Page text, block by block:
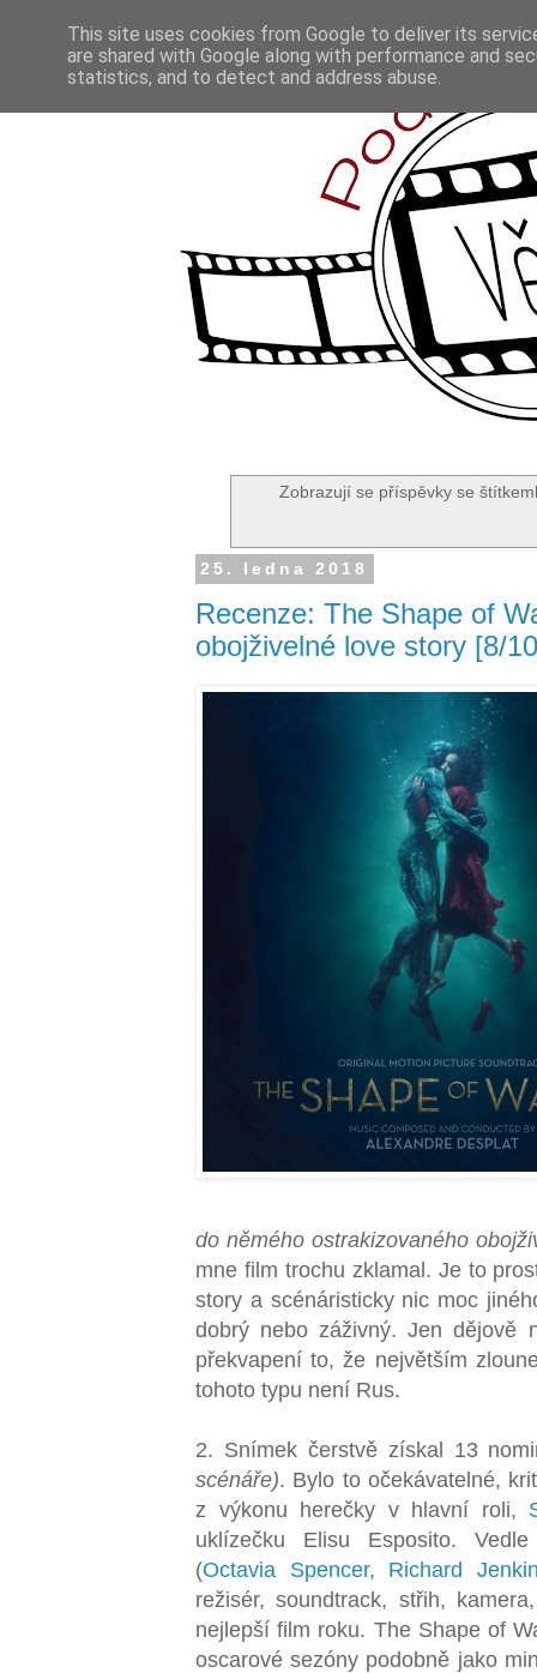
Zobrazují se příspěvky se štítkem
25. ledna 2018
Recenze: The Shape of
obojživelné love story [8/
do němého ostrakizovaného
mne film trochu zklamal. Je to
story a scénáristicky nic moc
dobrý nebo záživný. Jen dějově
překvapení to, že největším
tohoto typu není Rus.
2. Snímek čerstvě získal 13
scénáře). Bylo to očekávatelné,
z výkonu herečky v hlavní roli,
uklízečku Elisu Esposito.
(Octavia Spencer, Richard
režisér, soundtrack, střih,
nejlepší film roku. The Shape of
oscarové sezóny podobně jako
This site uses cookies from Google to deliver its
are shared with Google along with performance and
statistics, and to detect and address abuse.